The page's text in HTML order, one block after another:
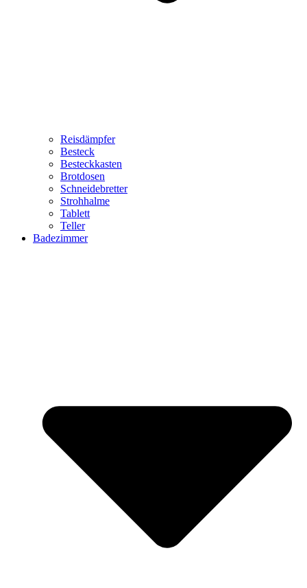
Reisdämpfer
Besteck
Besteckkasten
Brotdosen
Schneidebretter
Strohhalme
Tablett
Teller
Badezimmer